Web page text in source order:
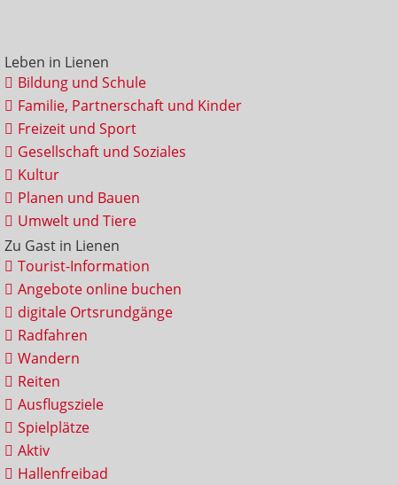
Leben in Lienen
Bildung und Schule
Familie, Partnerschaft und Kinder
Freizeit und Sport
Gesellschaft und Soziales
Kultur
Planen und Bauen
Umwelt und Tiere
Zu Gast in Lienen
Tourist-Information
Angebote online buchen
digitale Ortsrundgänge
Radfahren
Wandern
Reiten
Ausflugsziele
Spielplätze
Aktiv
Hallenfreibad